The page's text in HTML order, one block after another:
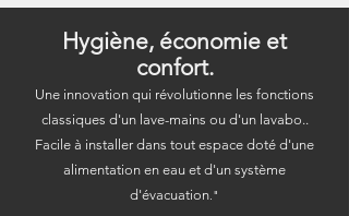
Hygiène, économie et
confort.
Une innovation qui révolutionne les fonctions
classiques d'un lave-mains ou d'un lavabo..
Facile à installer dans tout espace doté d'une
alimentation en eau et d'un système
d'évacuation ."